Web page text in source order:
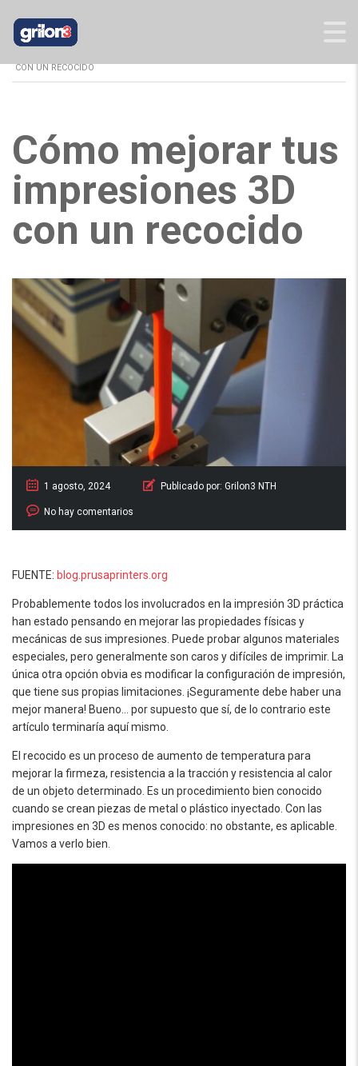
CON UN RECOCIDO
Cómo mejorar tus
impresiones 3D
con un recocido
1 agosto, 2024 Publicado por: Grilon3 NTH
No hay comentarios
FUENTE: blog.prusaprinters.org
Probablemente todos los involucrados en la impresión 3D práctica
han estado pensando en mejorar las propiedades físicas y
mecánicas de sus impresiones. Puede probar algunos materiales
especiales, pero generalmente son caros y difíciles de imprimir. La
única otra opción obvia es modificar la configuración de impresión,
que tiene sus propias limitaciones. ¡Seguramente debe haber una
mejor manera! Bueno… por supuesto que sí, de lo contrario este
artículo terminaría aquí mismo.
El recocido es un proceso de aumento de temperatura para
mejorar la firmeza, resistencia a la tracción y resistencia al calor
de un objeto determinado. Es un procedimiento bien conocido
cuando se crean piezas de metal o plástico inyectado. Con las
impresiones en 3D es menos conocido: no obstante, es aplicable.
Vamos a verlo bien.